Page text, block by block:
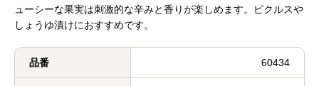
ューシーな果実は刺激的な辛みと香りが楽しめます。ピクルスや
しょうゆ漬けにおすすめです。
品番 60434